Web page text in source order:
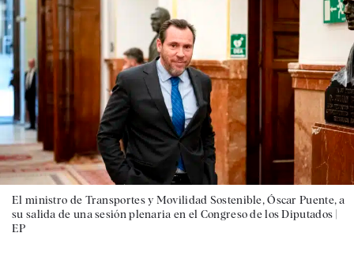
El ministro de Transportes y Movilidad Sostenible, Óscar Puente, a
su salida de una sesión plenaria en el Congreso de los Diputados |
EP